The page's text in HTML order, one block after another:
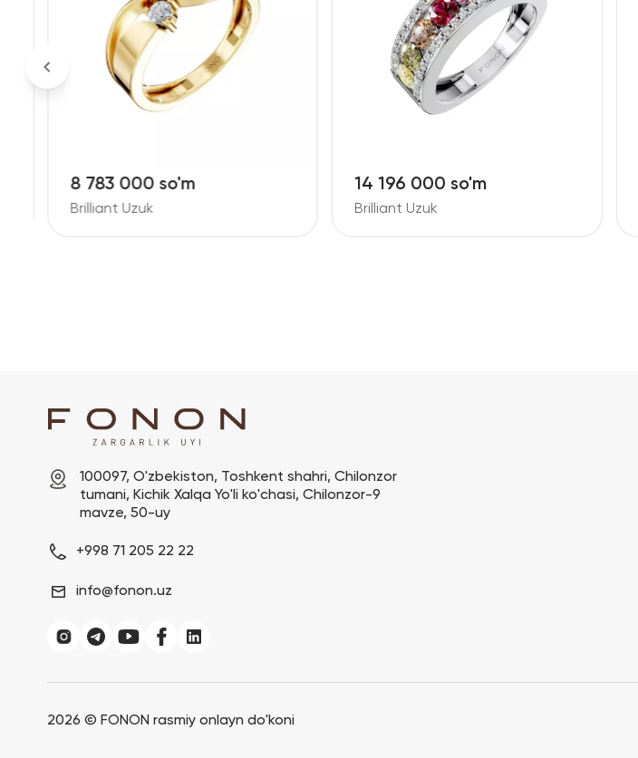
8 783 000 so'm
Brilliant Uzuk
14 196 000 so'm
Brilliant Uzuk
100097, O'zbekiston, Toshkent shahri, Chilonzor
tumani, Kichik Xalqa Yo'li ko'chasi, Chilonzor-9
mavze, 50-uy
+998 71 205 22 22
info@fonon.uz
2026 © FONON rasmiy onlayn do'koni